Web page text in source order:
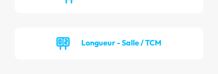
Longueur - Salle / TCM